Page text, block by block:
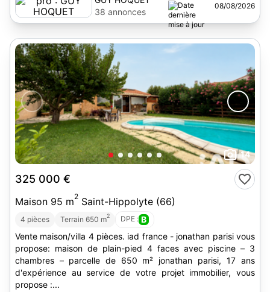
38 annonces
08/08/2026
14
325 000 €
Maison 95 m2 Saint-Hippolyte (66)
4 pièces Terrain 650 m2 DPE : B
Vente maison/villa 4 pièces. iad france - jonathan parisi vous
propose: maison de plain-pied 4 faces avec piscine – 3
chambres – parcelle de 650 m² jonathan parisi, 17 ans
d'expérience au service de votre projet immobilier, vous
propose :...